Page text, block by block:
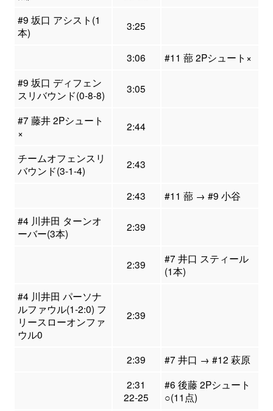
#9 坂口 アシスト(1
本)
3:25
3:06
#11 蔀 2Pシュート×
#9 坂口 ディフェン
スリバウンド(0-8-8)
3:05
#7 藤井 2Pシュート
×
2:44
チームオフェンスリ
バウンド(3-1-4)
2:43
2:43
#11 蔀 → #9 小谷
#4 川井田 ターンオ
ーバー(3本)
2:39
2:39
#7 井口 スティール
(1本)
#4 川井田 パーソナ
ルファウル(1-2:0) フ
リースローオンファ
ウル0
2:39
2:39
#7 井口 → #12 萩原
2:31
22-25
#6 後藤 2Pシュート
○(11点)